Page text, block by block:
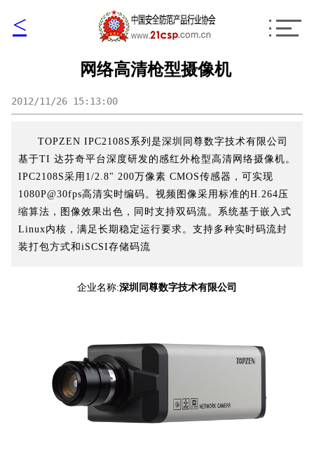
<
网络高清枪型摄像机
2012/11/26 15:13:00
TOPZEN IPC2108S系列是深圳同尊数字技术有限公司
基于TI 达芬奇平台深度研发的感红外枪型高清网络摄像机。
IPC2108S采用1/2.8" 200万像素 CMOS传感器，可实现
1080P@30fps高清实时编码。视频图像采用标准的H.264压
缩算法，图像效果出色，同时支持双码流。系统基于嵌入式
Linux内核，满足长期稳定运行要求。支持多种实时码流封
装打包方式和iSCSI存储码流
企业名称:深圳同尊数字技术有限公司